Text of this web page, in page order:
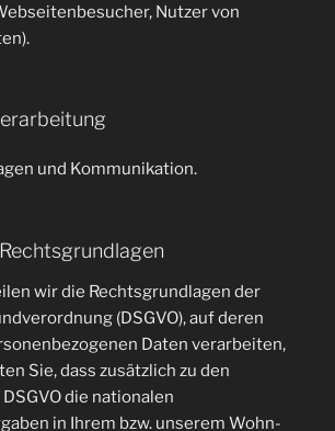
Nutzer von
und Kommunikation.
wir die Rechtsgrundlagen der
(DSGVO), auf deren
Daten verarbeiten,
Sie, dass zusätzlich zu den
die nationalen
in Ihrem bzw. unserem Wohn-